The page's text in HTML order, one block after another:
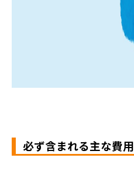
必ず含まれる主な費用